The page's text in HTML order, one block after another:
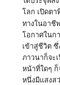
โลก เปิดตา
ทางในอาชี
โอกาศในก
เข้าสู่ชีวิต
ภาวนาก็จะ
หน้าที่ใดๆ ก็
หนึ่งมีแสงส